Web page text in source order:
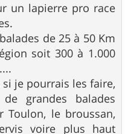
un lapierre pro race
de 25 à 50 Km
soit 300 à 1.000
je pourrais les faire,
grandes balades
Toulon, le broussan,
voire plus haut